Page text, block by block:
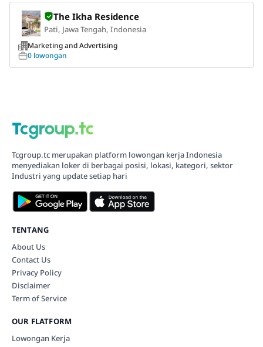
The Ikha Residence
Pati, Jawa Tengah, Indonesia
Marketing and Advertising
0 lowongan
Tcgroup.tc merupakan platform lowongan kerja Indonesia
menyediakan loker di berbagai posisi, lokasi, kategori, sektor
Industri yang update setiap hari
TENTANG
About Us
Contact Us
Privacy Policy
Disclaimer
Term of Service
OUR FLATFORM
Lowongan Kerja